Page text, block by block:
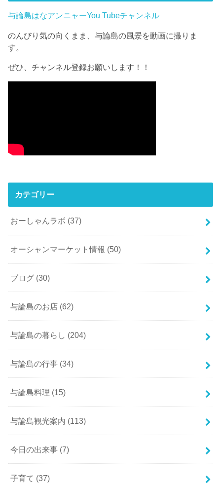
与論島はなアンニャーYou Tubeチャンネル
のんびり気の向くまま、与論島の風景を動画に撮りま
す。
ぜひ、チャンネル登録お願いします！！
カテゴリー
おーしゃんラボ (37)
オーシャンマーケット情報 (50)
ブログ (30)
与論島のお店 (62)
与論島の暮らし (204)
与論島の行事 (34)
与論島料理 (15)
与論島観光案内 (113)
今日の出来事 (7)
子育て (37)